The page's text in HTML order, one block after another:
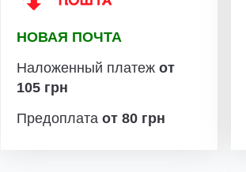
НОВАЯ ПОЧТА
Наложенный платеж от
105 грн
Предоплата от 80 грн